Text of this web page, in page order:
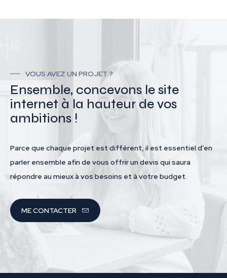
VOUS AVEZ UN PROJET ?
Ensemble, concevons le site
internet à la hauteur de vos
ambitions !
Parce que chaque projet est différent, il est essentiel d’en
parler ensemble afin de vous offrir un devis qui saura
répondre au mieux à vos besoins et à votre budget.
ME CONTACTER